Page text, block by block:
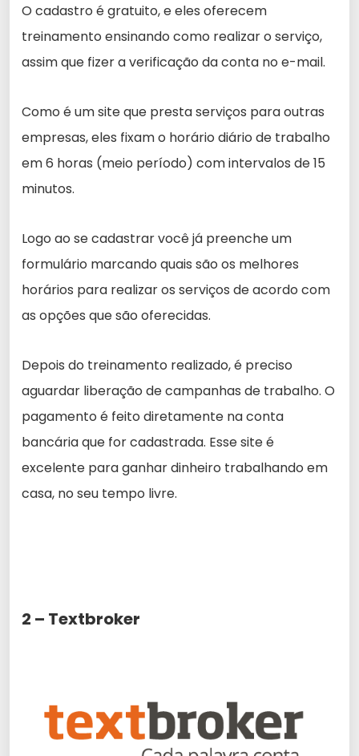
O cadastro é gratuito, e eles oferecem
treinamento ensinando como realizar o serviço,
assim que fizer a verificação da conta no e-mail.
Como é um site que presta serviços para outras
empresas, eles fixam o horário diário de trabalho
em 6 horas (meio período) com intervalos de 15
minutos.
Logo ao se cadastrar você já preenche um
formulário marcando quais são os melhores
horários para realizar os serviços de acordo com
as opções que são oferecidas.
Depois do treinamento realizado, é preciso
aguardar liberação de campanhas de trabalho. O
pagamento é feito diretamente na conta
bancária que for cadastrada. Esse site é
excelente para ganhar dinheiro trabalhando em
casa, no seu tempo livre.
2 – Textbroker